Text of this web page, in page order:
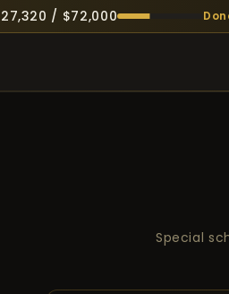
27,320 / $72,000
Special